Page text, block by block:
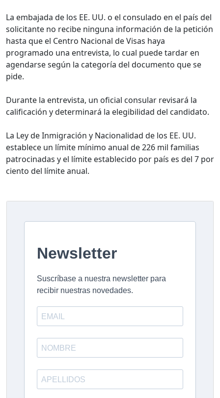
La embajada de los EE. UU. o el consulado en el país del
solicitante no recibe ninguna información de la petición
hasta que el Centro Nacional de Visas haya
programado una entrevista, lo cual puede tardar en
agendarse según la categoría del documento que se
pide.
Durante la entrevista, un oficial consular revisará la
calificación y determinará la elegibilidad del candidato.
La Ley de Inmigración y Nacionalidad de los EE. UU.
establece un límite mínimo anual de 226 mil familias
patrocinadas y el límite establecido por país es del 7 por
ciento del límite anual.